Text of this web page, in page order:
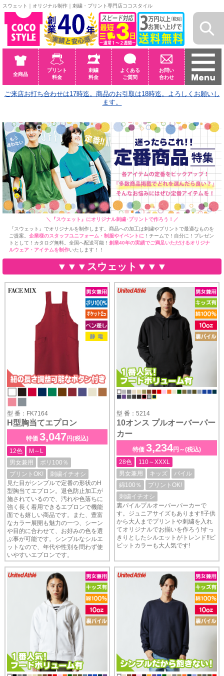
スウェット｜オリジナル制作｜刺繍・プリント専門店ココスタイル
全商品
プリント
料金
刺繍
料金
よくある
ご質問
お問い
合わせ
ご来店お打ち合わせは17時迄。商品のお引取は18時迄。よろしくお願いし
ます。
＼ 『スウェット』にオリジナル刺繍･プリントで作ろう！ ／
『スウェット』でオリジナルを制作します。商品への加工は刺繍やプリントで最適なものを
ご提案。企業様のスタッフユニフォーム・制服やイベントに ！チームで！自分に！プレゼン
トとして！カタログ無料。全国へ配送可能！創業40年の実績でご満足いただけるオリジナ
ルウェア・アイテムを制作いたします！！
▼▼▼スウェット▼▼▼
型 番：FK7164
H型胸当てエプロン
特価 3,047円(税込)
12色
M～L
男女兼用
ポリ100％
プリントOK!
刺繍イチオシ
見た目がシンプルで定番の形状のH
型胸当てエプロン。退色防止加工が
施されているので、汚れや色落ちに
強く長く着用できるエプロンで機能
面でも嬉しい商品です。また、豊富
なカラー展開も魅力の一つ、シーン
や目的に合わせて、お好みの色を選
ぶ事が可能です。シンプルなシルエ
ットなので、年代や性別を問わず使
いやすいエプロンです。
型 番：5214
10オンス プルオーバーパー
カー
特価 3,234円～(税込)
28色
110～XXXL
男女兼用
キッズ
パイル
綿100％
プリントOK!
刺繍イチオシ
裏パイルプルオーバーパーカーで
す。ジュニアサイズもあります!!子供
から大人までプリントや刺繍を入れ
てオリジナルでお揃いを作ろう!すっ
きりとしたシルエットがトレンド!!ビ
ビットカラーも大人気です!